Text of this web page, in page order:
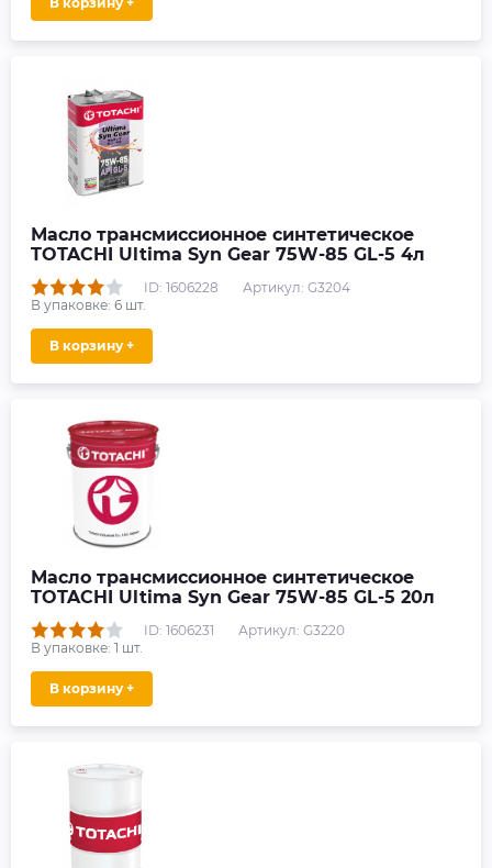
Масло трансмиссионное синтетическое
TOTACHI Ultima Syn Gear 75W-85 GL-5 4л
ID: 1606228
Артикул: G3204
В упаковке: 6 шт.
В корзину +
Масло трансмиссионное синтетическое
TOTACHI Ultima Syn Gear 75W-85 GL-5 20л
ID: 1606231
Артикул: G3220
В упаковке: 1 шт.
В корзину +